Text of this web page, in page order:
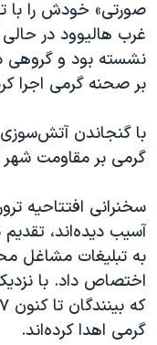
صورتی» خودش را با
غرب هالیوود در
نشسته بود و گروهی
بر صحنه گرمی اجرا
با گنجاندن
گرمی بر مقاومت شهر
سخنرانی افتتاحیه
آسیب دیده‌اند،
به تبلیغات مشاغل
اختصاص داد. با
گرمی اهدا کرده‌اند.